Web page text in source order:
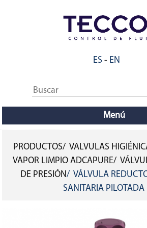
ES - EN
Menú
SOBRESCRIBIR
ENLACES
PRODUCTOS
VALVULAS
VAPOR LIMPIO ADCAPURE
DE PRESIÓN
VÁLVULA
SANITARIA PILOTADA